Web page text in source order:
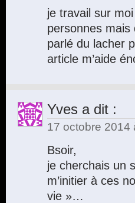
je travail sur
personnes mais
parlé du lacher
article m’aide
Yves a dit :
17 octobre 2014
Bsoir,
je cherchais un
m’initier à ces
vie »…